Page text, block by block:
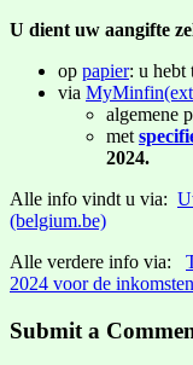
U dient uw aangifte
op papier: u hebt
via
algemene
met
2024.
Alle info vindt u via:
(belgium.be)
Alle verdere info via:
2024 voor de
Submit a